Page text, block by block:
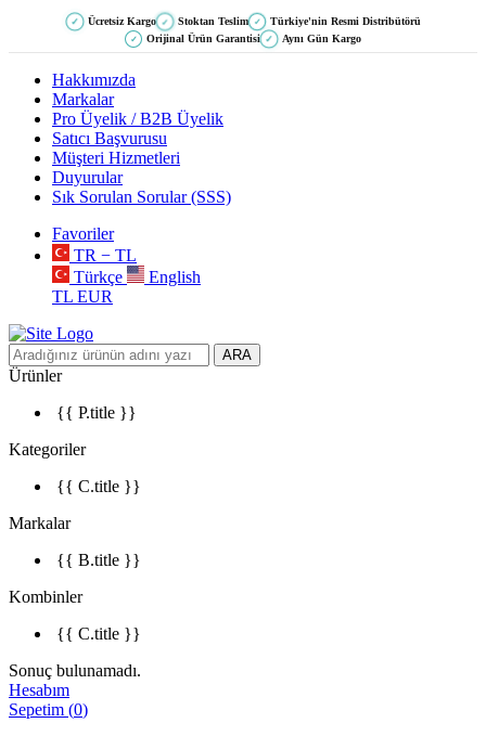
✓ Ücretsiz Kargo ✓ Stoktan Teslim ✓ Türkiye'nin Resmi Distribütörü
✓ Orijinal Ürün Garantisi ✓ Aynı Gün Kargo
Hakkımızda
Markalar
Pro Üyelik / B2B Üyelik
Satıcı Başvurusu
Müşteri Hizmetleri
Duyurular
Sık Sorulan Sorular (SSS)
Favoriler
TR − TL
Türkçe
English
TL EUR
ARA
Ürünler
{{ P.title }}
Kategoriler
{{ C.title }}
Markalar
{{ B.title }}
Kombinler
{{ C.title }}
Sonuç bulunamadı.
Hesabım
Sepetim (0)